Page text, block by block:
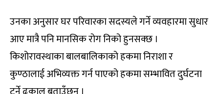
उनका अनुसार घर परिवारका सदस्यले गर्ने व्यवहारमा सुधार
आए मात्रै पनि मानसिक रोग निको हुनसक्छ ।
किशोरावस्थाका बालबालिकाको हकमा निराशा र
कुण्ठालाई अभिव्यक्त गर्न पाएको हकमा सम्भावित दुर्घटना